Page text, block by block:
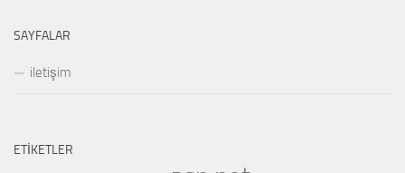
SAYFALAR
iletişim
ETIKETLER